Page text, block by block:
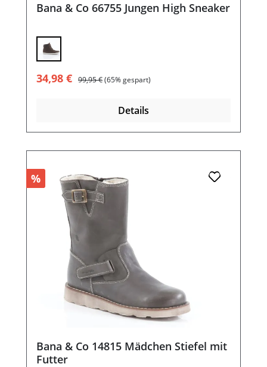
Bana & Co 66755 Jungen High Sneaker
Verkaufspreis:
34,98 € Regulärer Preis:
99,95 €(65% gespart)
Details
%
Bana & Co 14815 Mädchen Stiefel mit
Futter